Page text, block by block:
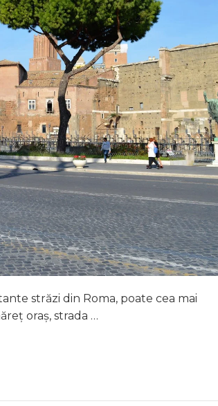
străzi din Roma, poate cea mai
oraș, strada …